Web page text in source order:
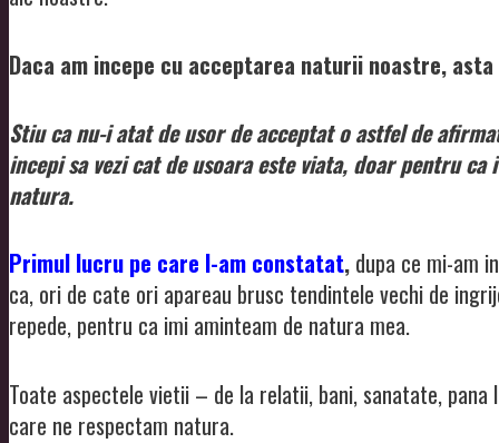
Daca am incepe cu acceptarea naturii noastre,
Stiu ca nu-i atat de usor de acceptat o astfel de
incepi sa vezi cat de usoara este viata, doar pentru
natura.
Primul lucru pe care l-am constatat, dupa ce mi-am
ca, ori de cate ori apareau brusc tendintele vechi de
repede, pentru ca imi aminteam de natura mea.
Toate aspectele vietii – de la relatii, bani, sanatate,
care ne respectam natura.